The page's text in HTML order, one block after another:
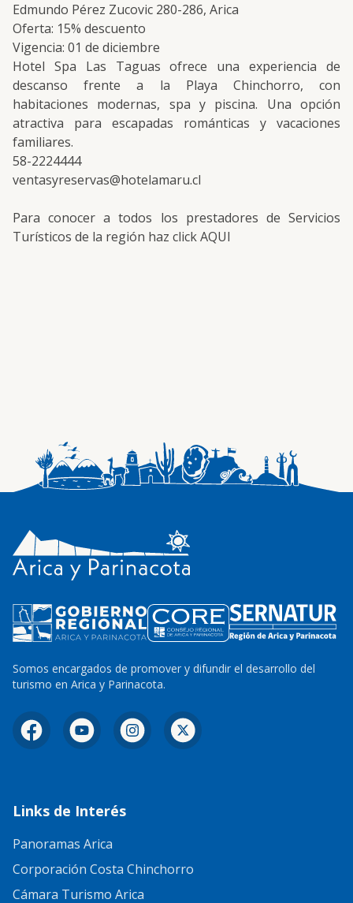
Edmundo Pérez Zucovic 280-286, Arica
Oferta: 15% descuento
Vigencia: 01 de diciembre
Hotel Spa Las Taguas ofrece una experiencia de
descanso frente a la Playa Chinchorro, con
habitaciones modernas, spa y piscina. Una opción
atractiva para escapadas románticas y vacaciones
familiares.
58-2224444
ventasyreservas@hotelamaru.cl
Para conocer a todos los prestadores de Servicios
Turísticos de la región haz clickAQUI
Somos encargados de promover y difundir el desarrollo del
turismo en Arica y Parinacota.
FacebookYouTubeInstagram
X
Links de Interés
Panoramas Arica
Corporación Costa Chinchorro
Cámara Turismo Arica